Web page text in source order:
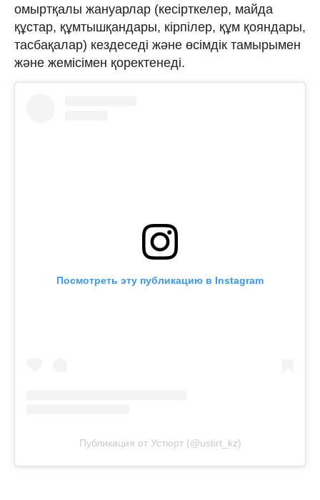
омыртқалы жануарлар (кесірткелер, майда
құстар, құмтышқандары, кірпілер, құм қояндары,
тасбақалар) кездеседі және өсімдік тамырымен
және жемісімен қоректенеді.
Посмотреть эту публикацию в Instagram
Публикация от Устюрт (@ustirt_kz)